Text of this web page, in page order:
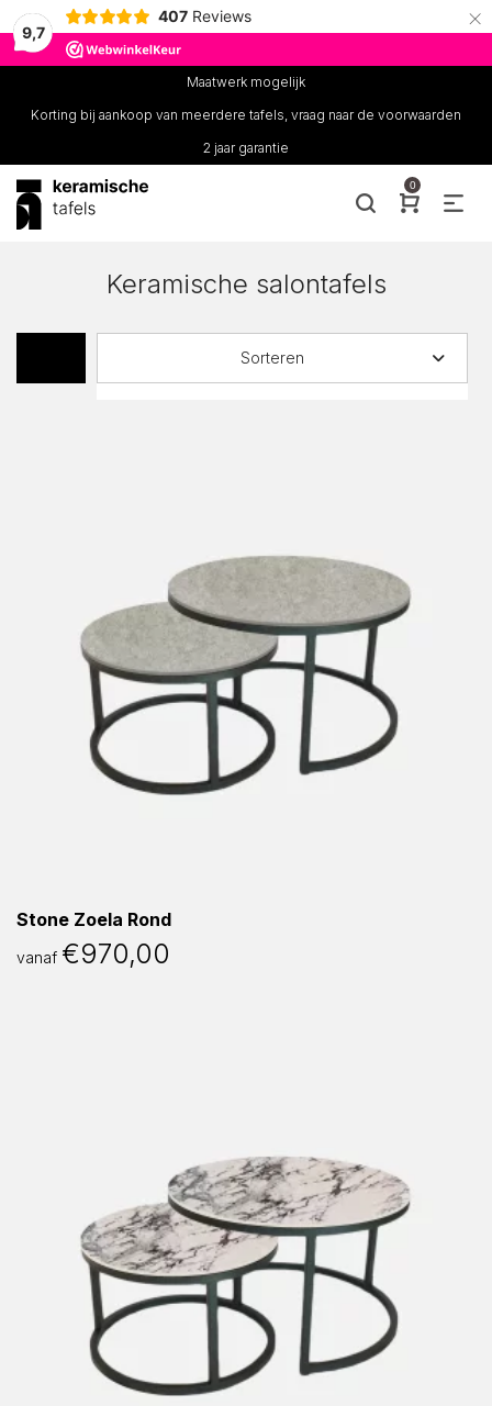
9,7
407 Reviews ×
Maatwerk mogelijk
Korting bij aankoop van meerdere tafels, vraag naar de voorwaarden
2 jaar garantie
0
Keramische salontafels
Sorteren
Stone Zoela Rond
vanaf €970,00